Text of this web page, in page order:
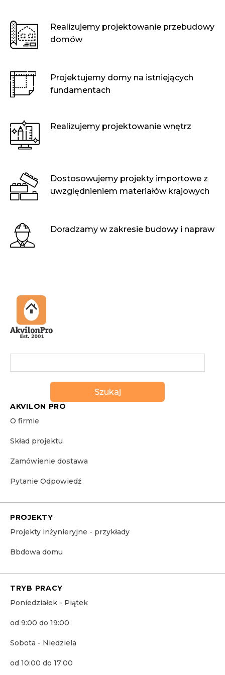
Realizujemy projektowanie przebudowy
domów
Projektujemy domy na istniejących
fundamentach
Realizujemy projektowanie wnętrz
Dostosowujemy projekty importowe z
uwzględnieniem materiałów krajowych
Doradzamy w zakresie budowy i napraw
Szukaj
AKVILON PRO
O firmie
Skład projektu
Zamówienie dostawa
Pytanie Odpowiedź
PROJEKTY
Projekty inżynieryjne - przykłady
Bbdowa domu
TRYB PRACY
Poniedziałek - Piątek
od 9:00 do 19:00
Sobota - Niedziela
od 10:00 do 17:00